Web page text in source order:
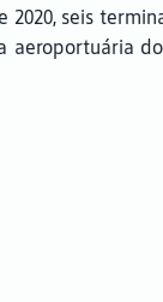
seis
aeroportuária